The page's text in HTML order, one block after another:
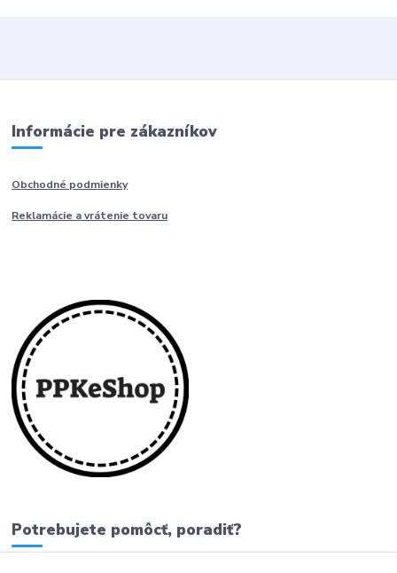
Informácie pre zákazníkov
Obchodné podmienky
Reklamácie a vrátenie tovaru
Potrebujete pomôcť, poradiť?